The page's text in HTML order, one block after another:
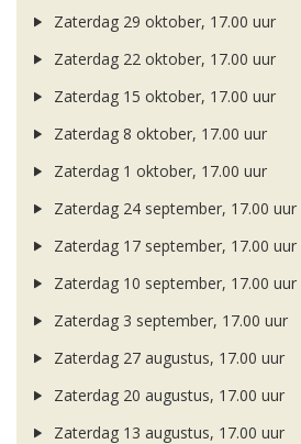
Zaterdag 29 oktober, 17.00 uur
Zaterdag 22 oktober, 17.00 uur
Zaterdag 15 oktober, 17.00 uur
Zaterdag 8 oktober, 17.00 uur
Zaterdag 1 oktober, 17.00 uur
Zaterdag 24 september, 17.00 uur
Zaterdag 17 september, 17.00 uur
Zaterdag 10 september, 17.00 uur
Zaterdag 3 september, 17.00 uur
Zaterdag 27 augustus, 17.00 uur
Zaterdag 20 augustus, 17.00 uur
Zaterdag 13 augustus, 17.00 uur